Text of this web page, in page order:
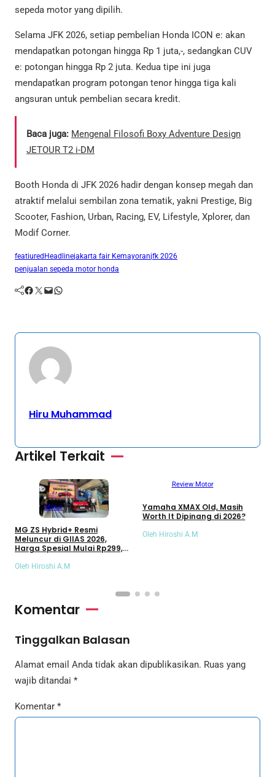
sepeda motor yang dipilih.
Selama JFK 2026, setiap pembelian Honda ICON e: akan
mendapatkan potongan hingga Rp 1 juta,-, sedangkan CUV
e: potongan hingga Rp 2 juta. Kedua tipe ini juga
mendapatkan program potongan tenor hingga tiga kali
angsuran untuk pembelian secara kredit.
Baca juga: Mengenal Filosofi Boxy Adventure Design
JETOUR T2 i-DM
Booth Honda di JFK 2026 hadir dengan konsep megah dan
atraktif melalui sembilan zona tematik, yakni Prestige, Big
Scooter, Fashion, Urban, Racing, EV, Lifestyle, Xplorer, dan
Modif Corner.
featiured Headlinejakarta fair Kemayoranjfk 2026
penjualan sepeda motor honda
Facebook Twitter Mail WhatsApp
Hiru Muhammad
Artikel Terkait
Motor
MG ZS Hybrid+ Resmi
Meluncur di GIIAS 2026,
Harga Spesial Mulai Rp299,9
Oleh Hiroshi A.M
Review Motor
Yamaha XMAX Old, Masih
Worth It Dipinang di 2026?
Oleh Hiroshi A.M
Komentar
Tinggalkan Balasan
Alamat email Anda tidak akan dipublikasikan. Ruas yang
wajib ditandai *
Komentar *